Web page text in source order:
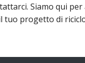
Siamo qui
tuo progetto di